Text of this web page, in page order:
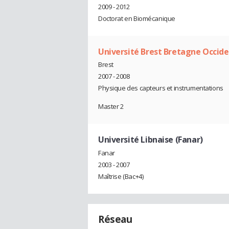
2009 - 2012
Doctorat en Biomécanique
Université Brest Bretagne
Brest
2007 - 2008
Physique des capteurs et instrumentations
Master 2
Université Libnaise (Fanar)
Fanar
2003 - 2007
Maîtrise (Bac+4)
Réseau